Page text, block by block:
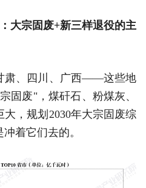
大宗固废+新三样退役的主
肃、四川、广西——这些地
固废"，煤矸石、粉煤灰、
，规划2030年大宗固废综
着它们去的。